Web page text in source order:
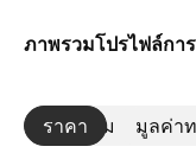
ภาพรวมโปรไฟล์กา
ราคา มูลค่า
เพิ่มเติม